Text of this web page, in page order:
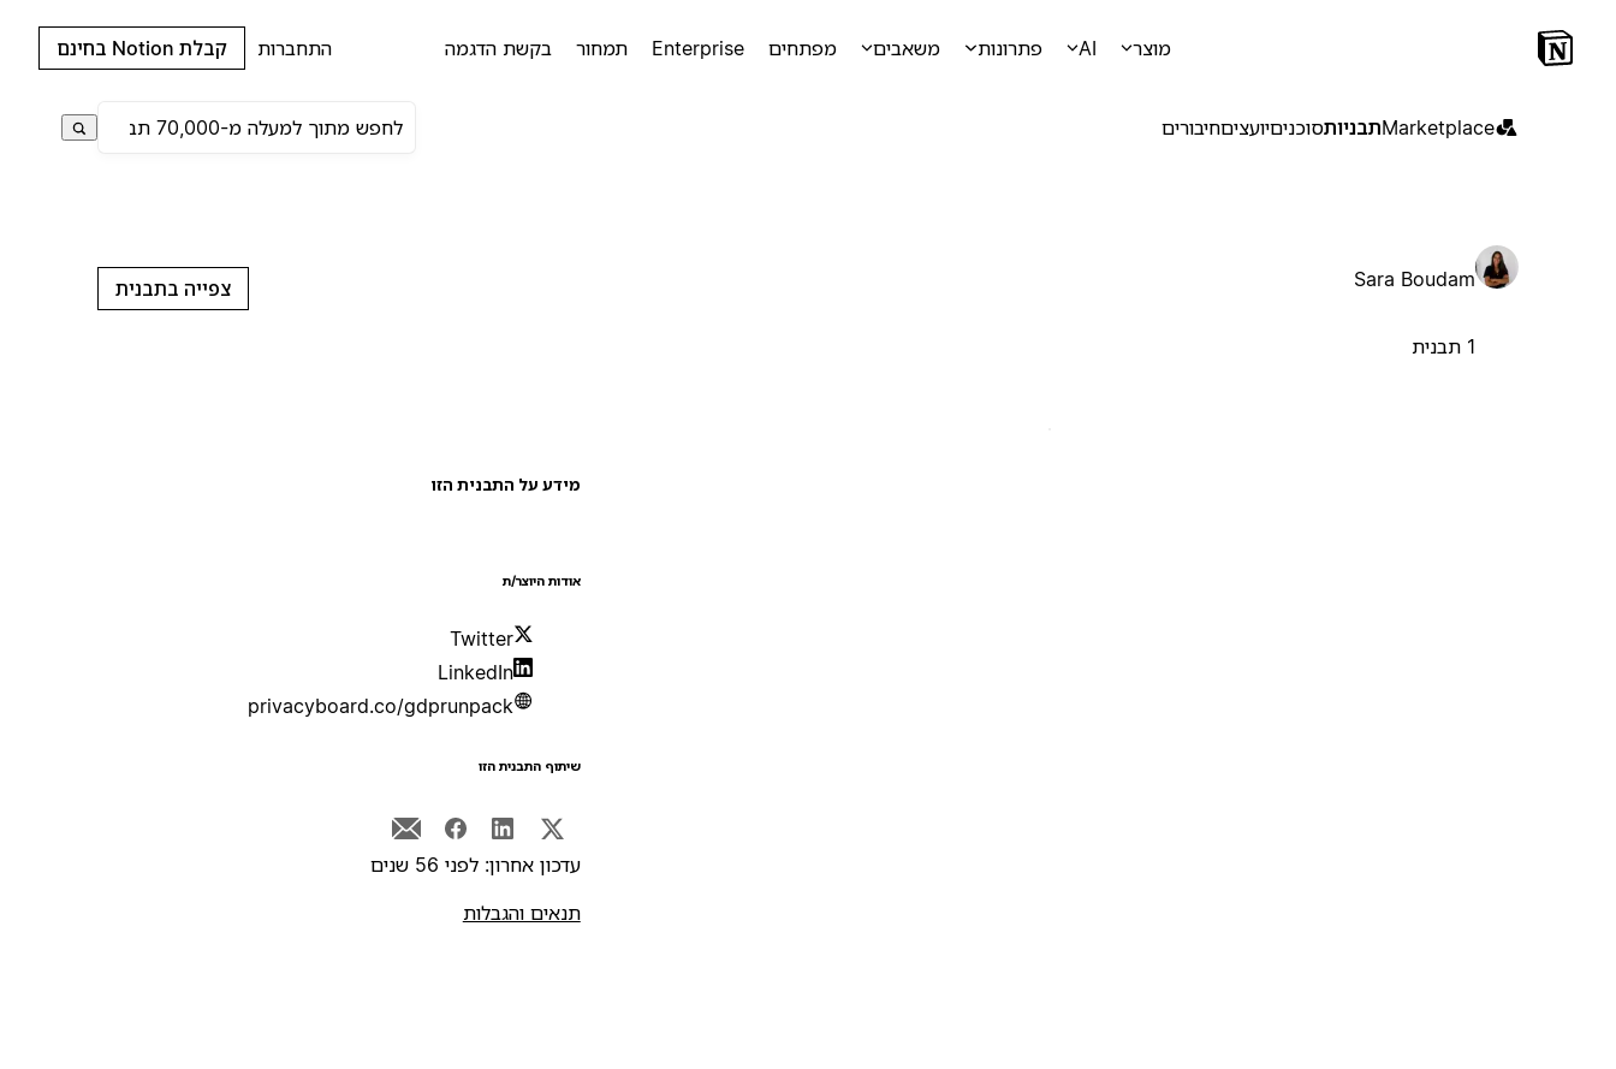
מוצר AI פתרונות משאבים מפתחים Enterprise תמחור בקשת הדגמה התחברות קבלת Notion בחינם
Marketplaceתבניותסוכניםיועציםחיבורים
Sara Boudam
1 תבנית
צפייה בתבנית
מידע על התבנית הזו
אודות היוצר/ת
Twitter
LinkedIn
privacyboard.co/gdprunpack
שיתוף התבנית הזו
עדכון אחרון: לפני 56 שנים
תנאים והגבלות